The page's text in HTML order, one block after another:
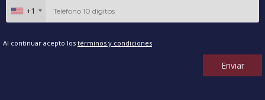
+1
Al continuar acepto los términos y condiciones
Enviar